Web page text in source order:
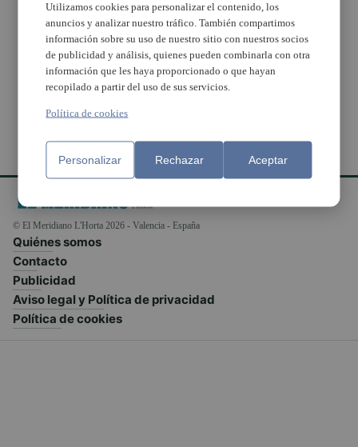
El Ballet de Moscú
protagonista de la
nueva programación
cultural de Aldaia
© El Meridiano L'Horta 2026 - Valencia - España
Quiénes somos
Contacto
Publicidad
Aviso legal y Política de privacidad
Política de cookies
Utilizamos cookies para personalizar el contenido, los
anuncios y analizar nuestro tráfico. También compartimos
información sobre su uso de nuestro sitio con nuestros socios
de publicidad y análisis, quienes pueden combinarla con otra
información que les haya proporcionado o que hayan
recopilado a partir del uso de sus servicios.
Política de cookies
Personalizar Rechazar Aceptar